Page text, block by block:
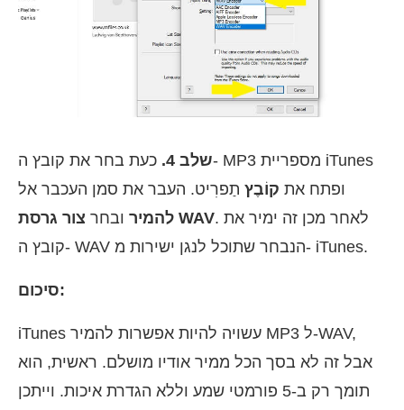
שלב 4.
כעת בחר את קובץ ה- MP3 מספריית iTunes
ופתח את קוֹבֶץ תַפרִיט. העבר את סמן העכבר אל
להמיר ובחר צור גרסת WAV. לאחר מכן זה ימיר את
קובץ ה- WAV הנבחר שתוכל לנגן ישירות מ- iTunes.
סיכום:
iTunes עשויה להיות אפשרות להמיר MP3 ל-WAV,
אבל זה לא בסך הכל ממיר אודיו מושלם. ראשית, הוא
תומך רק ב-5 פורמטי שמע וללא הגדרת איכות. וייתכן